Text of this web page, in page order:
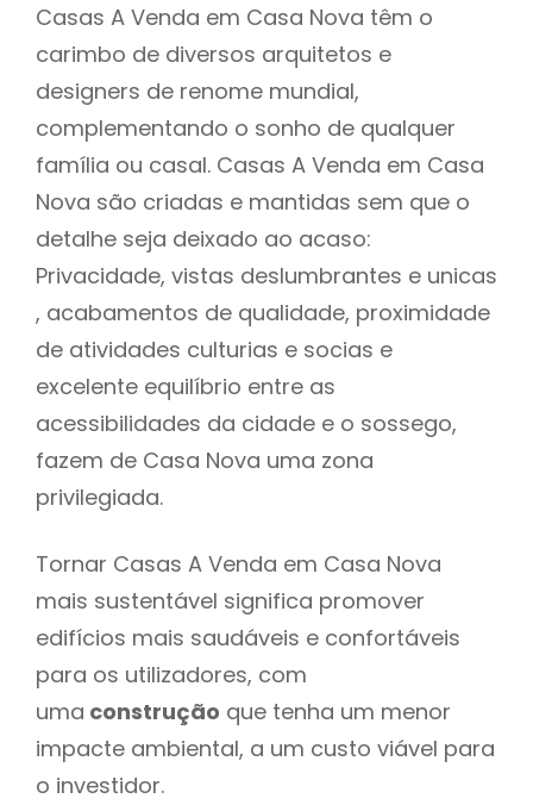
Casas A Venda em Casa Nova têm o
carimbo de diversos arquitetos e
designers de renome mundial,
complementando o sonho de qualquer
família ou casal. Casas A Venda em Casa
Nova são criadas e mantidas sem que o
detalhe seja deixado ao acaso:
Privacidade, vistas deslumbrantes e unicas
, acabamentos de qualidade, proximidade
de atividades culturias e socias e
excelente equilíbrio entre as
acessibilidades da cidade e o sossego,
fazem de Casa Nova uma zona
privilegiada.
Tornar Casas A Venda em Casa Nova
mais sustentável significa promover
edifícios mais saudáveis e confortáveis
para os utilizadores, com
uma construção que tenha um menor
impacte ambiental, a um custo viável para
o investidor.